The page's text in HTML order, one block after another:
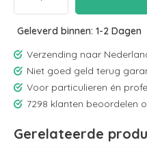
Geleverd binnen: 1-2 Dagen
Verzending naar
Niet goed geld terug
Voor particulieren én
7298 klanten beoordelen
Gerelateerde